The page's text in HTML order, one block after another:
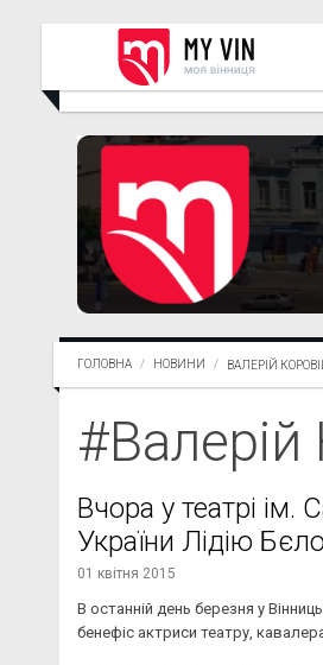
ГОЛОВНА НОВИНИ ВАЛЕРІЙ
#Валерій
Вчора у театрі ім.
України Лідію
01 квітня 2015
В останній день березня у
бенефіс актриси театру,